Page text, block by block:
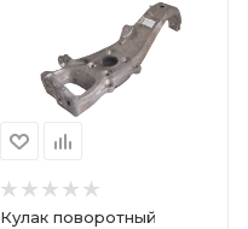
Кулак поворотный